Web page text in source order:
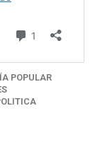
POPULAR